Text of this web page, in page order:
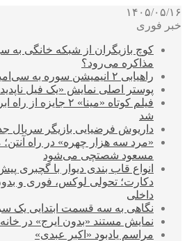
۱۴۰۵/۰۵/۱۶
خبر فوری
کوچ بازیگران از شبکه خانگی
مذاکره می‌رود؟
راهیابی ۲ انیمیشن سوره به سی‌امین جشنواره فیلم رود آیلند
پوستر اصلی نمایش «یک فیل
فیلم کوتاه «مینا» ۲
شد
داریوش فرضیایی بازیگر سریال
«مرد سه هزار چهره» در راه
مسعود شصتچی می‌شود
انواع قاب بندی دیوار با گچبری
دکارت؛ تحولی لوکس، فوری و
داخلی
نگاهی به سه قسمت ابتدایی یک
نمایش مستند «بدون ایرج» در
مراسم یادبود «اکبر عبدی»